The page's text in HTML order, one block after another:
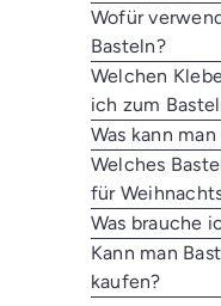
Wofür
Basteln?
Welchen
ich zum
Was kann
Welches
für
Was brauche
Kann man
kaufen?